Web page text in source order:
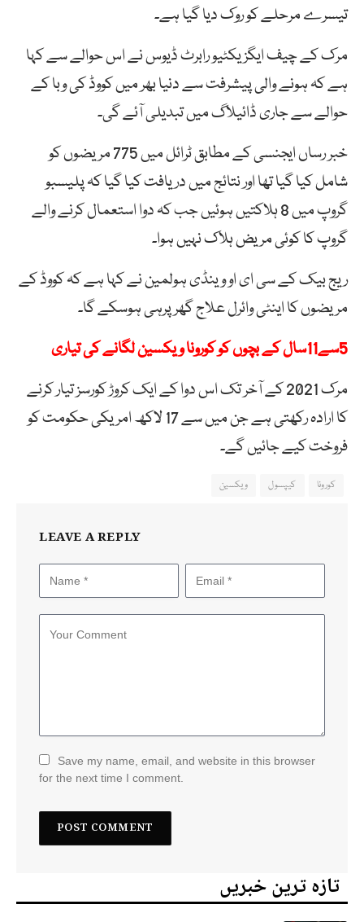
تیسرے مرحلے کو روک دیا گیا ہے۔
مرک کے چیف ایگزیکٹیو رابرٹ ڈیوس نے اس حوالے سے کہا
ہے کہ ہونے والی پیشرفت سے دنیا بھر میں کووڈ کی وبا کے
حوالے سے جاری ڈائیلاگ میں تبدیلی آئے گی۔
خبر رساں ایجنسی کے مطابق ٹرائل میں 775 مریضوں کو
شامل کیا گیا تھا اور نتائج میں دریافت کیا گیا کہ پلیسبو
گروپ میں 8 ہلاکتیں ہوئیں جب کہ دوا استعمال کرنے والے
گروپ کا کوئی مریض ہلاک نہیں ہوا۔
ریج بیک کے سی ای او وینڈی ہولمین نے کہا ہے کہ کووڈ کے
مریضوں کا اینٹی وائرل علاج گھر پرہی ہوسکے گا۔
5سے11سال کے بچوں کو کورونا ویکسین لگانے کی تیاری
مرک 2021 کے آخر تک اس دوا کے ایک کروڑ کورسز تیار کرنے
کا ارادہ رکھتی ہے جن میں سے 17 لاکھ امریکی حکومت کو
فروخت کیے جائیں گے۔
کورونا کیپسول ویکسین
LEAVE A REPLY
Save my name, email, and website in this browser
for the next time I comment.
تازہ ترین خبریں